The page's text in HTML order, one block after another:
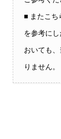
■ またこち
を参考に
おいても
りません。